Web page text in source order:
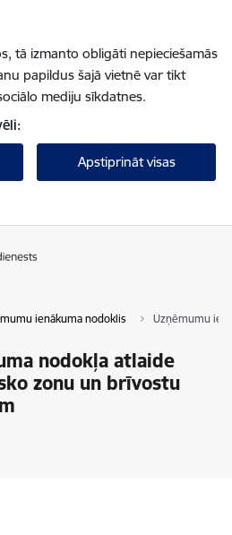
tā izmanto obligāti nepieciešamās
papildus šajā vietnē var tikt
mediju sīkdatnes.
Apstiprināt visas
ienākuma nodoklis Uzņēmumu
nodokļa atlaide
zonu un brīvostu